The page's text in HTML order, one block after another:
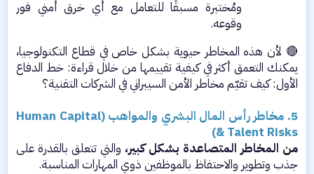
ومُختبرة مسبقًا للتعامل مع أي خرق أمني فور
وقوعه.​
🔴 لأن هذه المخاطر حيوية بشكل خاص في قطاع التكنولوجيا،
يمكنك التعمق أكثر في كيفية تقييمها من خلال قراءة: خط الدفاع
الأول: كيف تقيّم مخاطر الأمن السيبراني في الشركات التقنية؟
5. مخاطر رأس المال البشري والمواهب (Human Capital
& Talent Risks)
من المخاطر المتصاعدة بشكل كبير، والتي تتعلق بالقدرة على
جذب وتطوير والاحتفاظ بالموظفين ذوي المهارات المناسبة.​